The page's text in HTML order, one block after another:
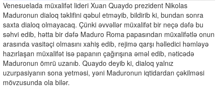
Venesuelada müxalifət lideri Xuan Quaydo prezident Nikolas
Maduronun dialoq təklifini qəbul etməyib, bildirib ki, bundan sonra
saxta dialoq olmayacaq. Çünki əvvəllər müxalifət bir neçə dəfə bu
səhvi edib, hətta bir dəfə Maduro Roma papasından müxalifətlə onun
arasında vasitəçi olmasını xahiş edib, rejimə qarşı həlledici həmləyə
hazırlaşan müxalifət isə papanın çağırışına əməl edib, nəticədə
Maduronun ömrü uzanıb. Quaydo deyib ki, dialoq yalnız
uzurpasiyanın sona yetməsi, yəni Maduronun iqtidardan çəkilməsi
mövzusunda ola bilər.